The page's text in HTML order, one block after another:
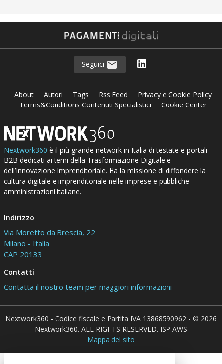
Seguici
About Autori Tags Rss Feed
Privacy e Cookie Policy
Terms&Conditions Contenuti Specialistici
Cookie Center
Nextwork360 è il più grande network in Italia di testate e portali
B2B dedicati ai temi della Trasformazione Digitale e
dell’Innovazione Imprenditoriale. Ha la missione di diffondere la
cultura digitale e imprenditoriale nelle imprese e pubbliche
amministrazioni italiane.
Indirizzo
Via Moretto da Brescia, 22
Milano - Italia
CAP 20133
Contatti
Contatta il nostro team per maggiori informazioni
Nextwork360 - Codice fiscale e Partita IVA 13868590962 - © 2026
Nextwork360. ALL RIGHTS RESERVED. ISP AWS
Mappa del sito